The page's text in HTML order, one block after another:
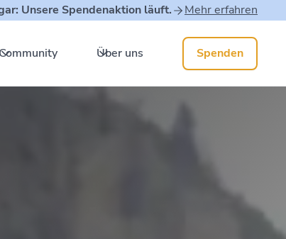
Unsere Spendenaktion läuft. Mehr erfahren
Community Über uns Spenden